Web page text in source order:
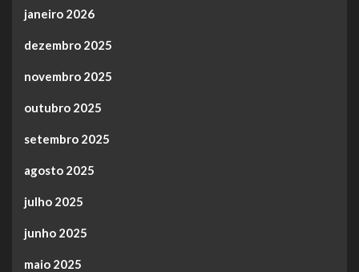
janeiro 2026
dezembro 2025
novembro 2025
outubro 2025
setembro 2025
agosto 2025
julho 2025
junho 2025
maio 2025